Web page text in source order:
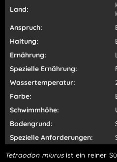
Land:
Anspruch:
Haltung:
Ernährung:
Spezielle Ernährung:
Wassertemperatur:
Farbe:
Schwimmhöhe:
Bodengrund:
Spezielle Anforderungen:
Tetraodon miurusist ein reiner